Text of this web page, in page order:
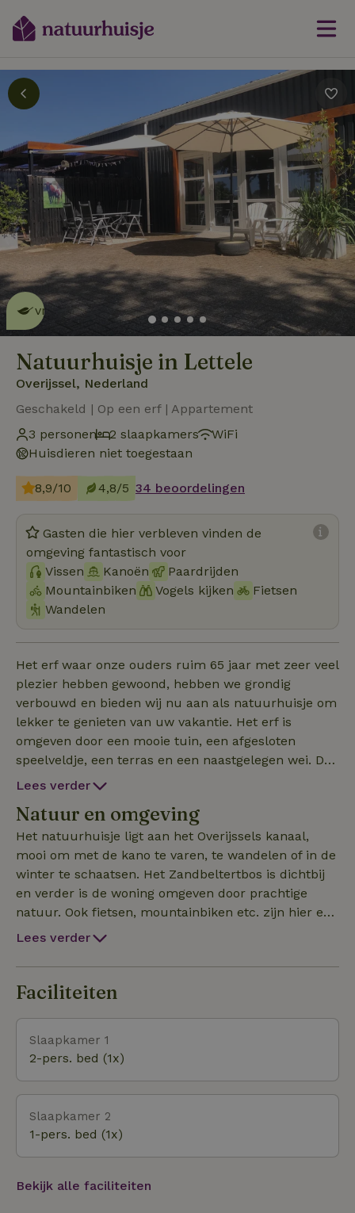
Dit natuurhuisje is eco-
vriendelijk
lees meer
Natuurhuisje in Lettele
Overijssel, Nederland
Geschakeld | Op een erf | Appartement
3 personen
2 slaapkamers
WiFi
Huisdieren niet toegestaan
8,9/10 4,8/5 34 beoordelingen
Gasten die hier verbleven vinden de
omgeving fantastisch voor
Vissen
Kanoën
Paardrijden
Mountainbiken
Vogels kijken
Fietsen
Wandelen
Het erf waar onze ouders ruim 65 jaar met zeer veel
plezier hebben gewoond, hebben we grondig
verbouwd en bieden wij nu aan als natuurhuisje om
lekker te genieten van uw vakantie. Het erf is
omgeven door een mooie tuin, een afgesloten
speelveldje, een terras en een naastgelegen wei. De
ligging is aan het aan Overijssels kanaal en het
stad staat bekend om zijn historie en het prachtige
en gevarieerde aanbod van authentieke winkeltjes.
Het natuurhuisje ligt in een buurtschap waar
vroeger een café, molen, smid en bakker aanwezig
waren. Op en langs het kanaal kunt u zich vast goed
vermaken, maar er zijn ook vele andere activiteiten
en bezienswaardigheden in Salland. Het
gezellig gecombineerd is met de woonkamer.
Tevens is er zithoek, douche/toilet en een ruime
met een volwassenbed, wastafel en raam is alleen
via de zeer grote slaapkamer te bereiken.
Lees verder
Natuur en omgeving
Het natuurhuisje ligt aan het Overijssels kanaal,
mooi om met de kano te varen, te wandelen of in de
winter te schaatsen. Het Zandbeltertbos is dichtbij
en verder is de woning omgeven door prachtige
natuur. Ook fietsen, mountainbiken etc. zijn hier erg
populair. De woning ligt aan het Marskramerpad en
Lees verder
Faciliteiten
Slaapkamer 1
2-pers. bed (1x)
Slaapkamer 2
1-pers. bed (1x)
Bekijk alle faciliteiten